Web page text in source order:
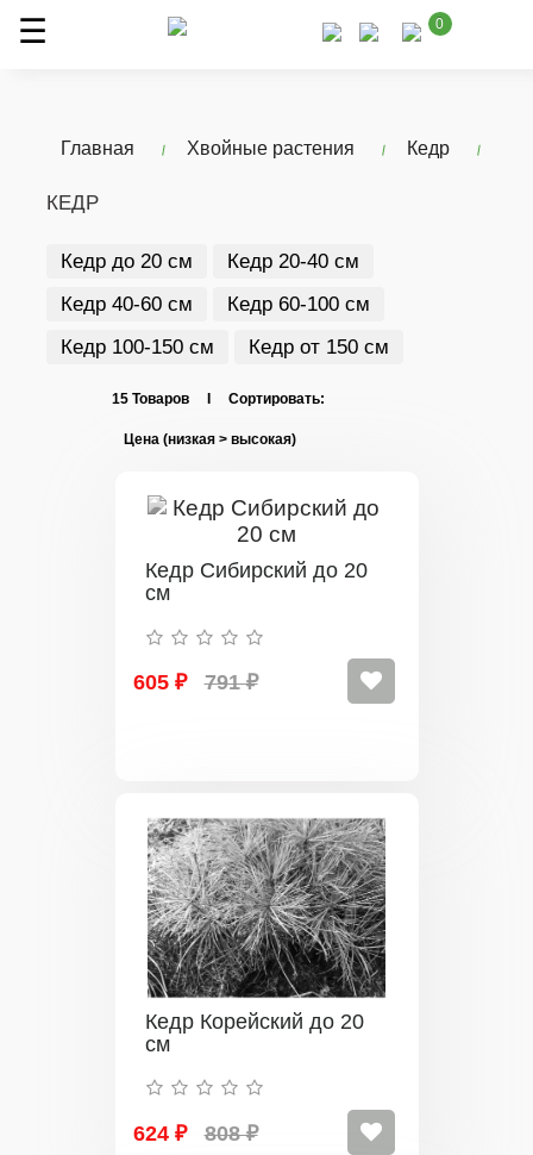
0
Главная Хвойные растения Кедр
КЕДР
Кедр до 20 см
Кедр 20-40 см
Кедр 40-60 см
Кедр 60-100 см
Кедр 100-150 см
Кедр от 150 см
15 Товаров I Сортировать:
Кедр Сибирский до 20
см
605 ₽ 791 ₽
Кедр Корейский до 20
см
624 ₽ 808 ₽